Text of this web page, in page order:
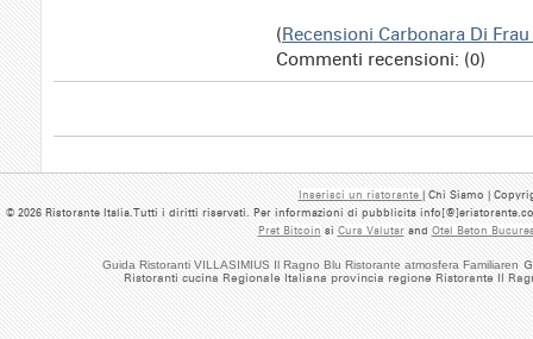
Guida Ristoranti VILLASIMIUS Il Ragno Blu Ristorante atmosfera Familiaren
Ristoranti cucina Regionale Italiana provincia regione Ristorante Il
(Recensioni Carbonara Di Frau
Commenti recensioni: (0)
Inserisci un ristorante | Chi Siamo |
© 2026 Ristorante Italia.Tutti i diritti riservati. Per informazioni di pubblicita
Pret BitcoinsiCurs ValutarandOtel Beton